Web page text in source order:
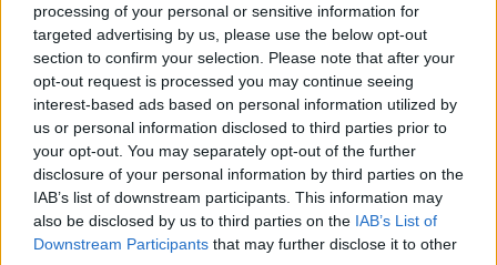
processing of your personal or sensitive information for
targeted advertising by us, please use the below opt-out
section to confirm your selection. Please note that after your
opt-out request is processed you may continue seeing
interest-based ads based on personal information utilized by
us or personal information disclosed to third parties prior to
your opt-out. You may separately opt-out of the further
disclosure of your personal information by third parties on the
IAB’s list of downstream participants. This information may
also be disclosed by us to third parties on the IAB’s List of
Downstream Participants that may further disclose it to other
sostenere l’industria delle tecnologie pulite e
facilitare l’accesso ai capitali renderà possibile una
transizione ordinata. In questo scenario la
resilienza energeticadiventa non solo una difesa
contro le crisi, ma una leva di innovazione e
sviluppo per imprese, territori e per l’intera
economia nazionale.